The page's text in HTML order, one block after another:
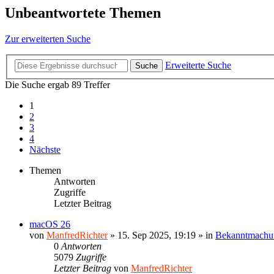
Unbeantwortete Themen
Zur erweiterten Suche
Suche
Erweiterte Suche
Die Suche ergab 89 Treffer
1
2
3
4
Nächste
Themen
Antworten
Zugriffe
Letzter Beitrag
macOS 26
von ManfredRichter» 15. Sep 2025, 19:19 » in
0 Antworten
5079 Zugriffe
Letzter Beitrag von ManfredRichter